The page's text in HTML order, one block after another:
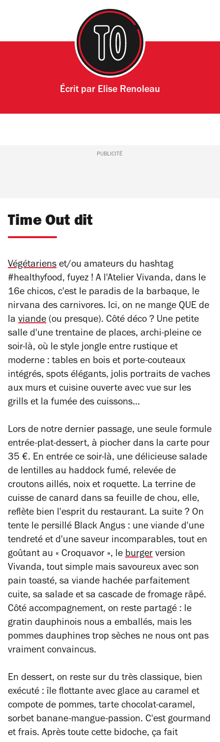
Écrit par Elise Renoleau
PUBLICITÉ
Time Out dit
Végétariens et/ou amateurs du hashtag
#healthyfood, fuyez ! A l'Atelier Vivanda, dans le
16e chicos, c'est le paradis de la barbaque, le
nirvana des carnivores. Ici, on ne mange QUE de
la viande (ou presque). Côté déco ? Une petite
salle d'une trentaine de places, archi-pleine ce
soir-là, où le style jongle entre rustique et
moderne : tables en bois et porte-couteaux
intégrés, spots élégants, jolis portraits de vaches
aux murs et cuisine ouverte avec vue sur les
grills et la fumée des cuissons...
Lors de notre dernier passage, une seule formule
entrée-plat-dessert, à piocher dans la carte pour
35 €. En entrée ce soir-là, une délicieuse salade
de lentilles au haddock fumé, relevée de
croutons aillés, noix et roquette. La terrine de
cuisse de canard dans sa feuille de chou, elle,
reflète bien l'esprit du restaurant. La suite ? On
tente le persillé Black Angus : une viande d'une
tendreté et d'une saveur incomparables, tout en
goûtant au « Croquavor », le burger version
Vivanda, tout simple mais savoureux avec son
pain toasté, sa viande hachée parfaitement
cuite, sa salade et sa cascade de fromage râpé.
Côté accompagnement, on reste partagé : le
gratin dauphinois nous a emballés, mais les
pommes dauphines trop sèches ne nous ont pas
vraiment convaincus.
En dessert, on reste sur du très classique, bien
exécuté : île flottante avec glace au caramel et
compote de pommes, tarte chocolat-caramel,
sorbet banane-mangue-passion. C'est gourmand
et frais. Après toute cette bidoche, ça fait